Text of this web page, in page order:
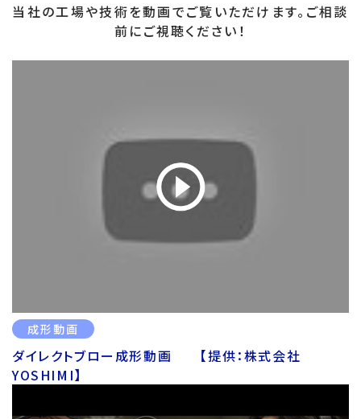
当社の工場や技術を動画でご覧いただけます。ご相談
前にご視聴ください！
成形動画
ダイレクトブロー成形動画 【提供：株式会社
YOSHIMI】